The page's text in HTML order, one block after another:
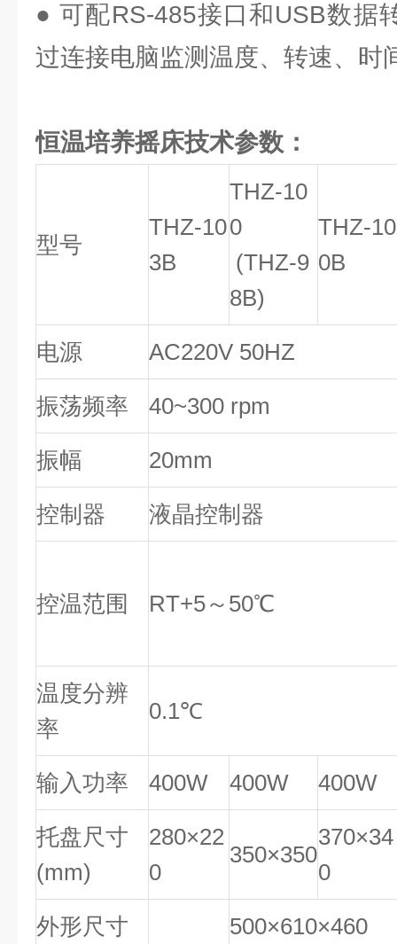
● 可配RS-485接口和USB数据
过连接电脑监测温度、转速、时
恒温培养摇床技术参数：
型号
THZ-10
3B
THZ-10
0
(THZ-9
8B)
THZ-10
0B
电源 AC220V 50HZ
振荡频率 40~300 rpm
振幅 20mm
控制器 液晶控制器
控温范围 RT+5～50℃
温度分辨
率
0.1℃
输入功率 400W 400W 400W
托盘尺寸
(mm)
280×22
0
350×350
370×34
0
外形尺寸 500×610×460